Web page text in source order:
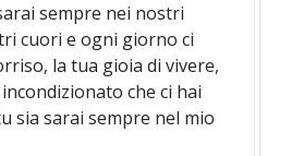
sempre nei nostri
cuori e ogni giorno ci
la tua gioia di vivere,
che ci hai
sia sarai sempre nel mio